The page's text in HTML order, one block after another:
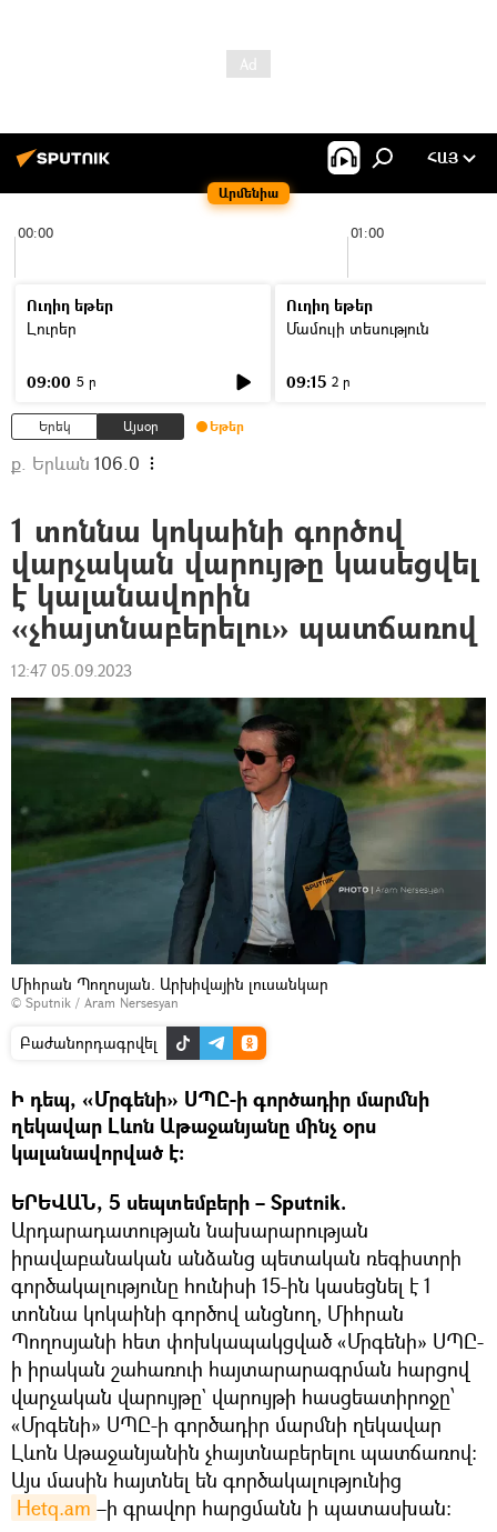
Արմենիա
ՀԱՅ
00:00 01:00
Ուղիղ եթեր
Լուրեր
09:00 5 ր
Ուղիղ եթեր
Մամուլի տեսություն
09:15 2 ր
Երեկ Այսօր Եթեր
ք. Երևան 106.0
1 տոննա կոկաինի գործով
վարչական վարույթը կասեցվել
է կալանավորին
«չհայտնաբերելու» պատճառով
12:47 05.09.2023
Միհրան Պողոսյան. Արխիվային լուսանկար
© Sputnik / Aram Nersesyan
Բաժանորդագրվել
Ի դեպ, «Մրգենի» ՍՊԸ-ի գործադիր մարմնի
ղեկավար Լևոն Աթաջանյանը մինչ օրս
կալանավորված է։
ԵՐԵՎԱՆ, 5 սեպտեմբերի – Sputnik.
Արդարադատության նախարարության
իրավաբանական անձանց պետական ռեգիստրի
գործակալությունը հունիսի 15-ին կասեցնել է 1
տոննա կոկաինի գործով անցնող, Միհրան
Պողոսյանի հետ փոխկապակցված «Մրգենի» ՍՊԸ-
ի իրական շահառուի հայտարարագրման հարցով
վարչական վարույթը` վարույթի հասցեատիրոջը՝
«Մրգենի» ՍՊԸ-ի գործադիր մարմնի ղեկավար
Լևոն Աթաջանյանին չհայտնաբերելու պատճառով։
Այս մասին հայտնել են գործակալությունից
Hetq.am –ի գրավոր հարցմանն ի պատասխան։